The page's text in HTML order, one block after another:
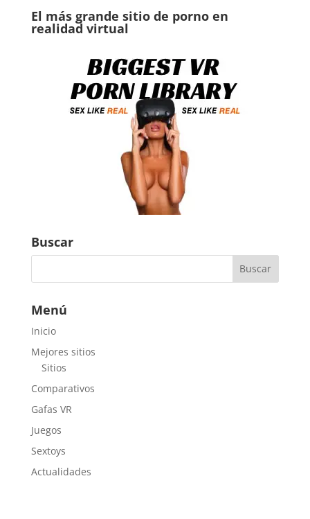
El más grande sitio de porno en
realidad virtual
Buscar
Menú
Inicio
Mejores sitios
Sitios
Comparativos
Gafas VR
Juegos
Sextoys
Actualidades